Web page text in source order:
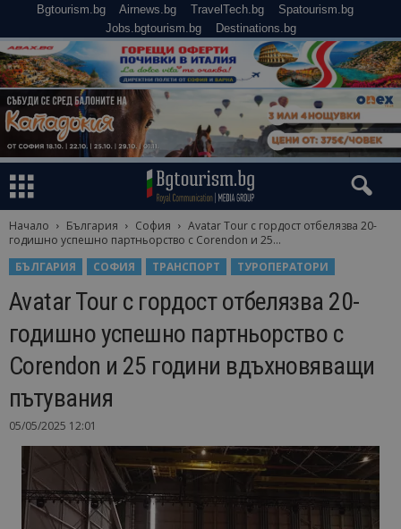
Bgtourism.bg Airnews.bg TravelTech.bg
Spatourism.bg
Jobs.bgtourism.bg
Destinations.bg
Начало България София
Avatar Tour с гордост отбелязва 20-
годишно успешно партньорство с Corendon и 25...
БЪЛГАРИЯ
СОФИЯ ТРАНСПОРТ ТУРОПЕРАТОРИ
Avatar Tour с гордост отбелязва 20-
годишно успешно партньорство с
Corendon и 25 години вдъхновяващи
пътувания
05/05/2025 12:01